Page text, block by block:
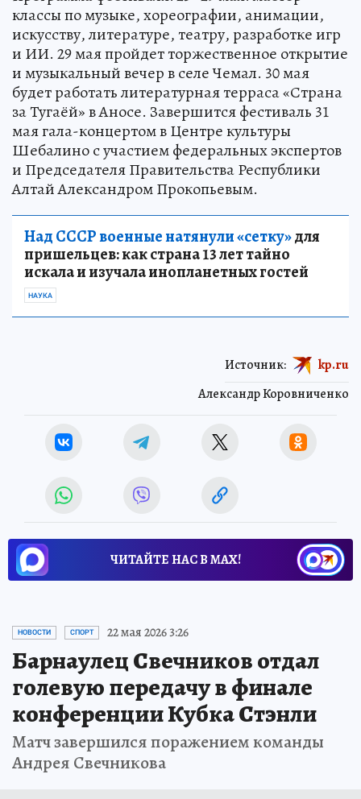
классы по музыке, хореографии, анимации,
искусству, литературе, театру, разработке игр
и ИИ. 29 мая пройдет торжественное открытие
и музыкальный вечер в селе Чемал. 30 мая
будет работать литературная терраса «Страна
за Тугаёй» в Аносе. Завершится фестиваль 31
мая гала-концертом в Центре культуры
Шебалино с участием федеральных экспертов
и Председателя Правительства Республики
Алтай Александром Прокопьевым.
Над СССР военные натянули «сетку»для
пришельцев: как страна 13 лет тайно
искала и изучала инопланетных гостей
НАУКА
Александр Коровниченко
Источник: kp.ru
ЧИТАЙТЕ НАС В МАХ!
НОВОСТИ СПОРТ 22 мая 2026 3:26
Барнаулец Свечников отдал
голевую передачу в финале
конференции Кубка Стэнли
Матч завершился поражением команды
Андрея Свечникова